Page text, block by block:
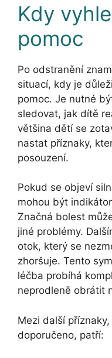
Kdy
pomoc
Po odstranění
situací, kdy je
pomoc. Je nutné
sledovat, jak dítě
většina dětí se
nastat příznaky,
posouzení.
Pokud se objeví
mohou být
Značná bolest
jiné problémy.
otok, který se
zhoršuje. Tento
léčba probíhá
neprodleně obrátit
Mezi další
doporučeno, patří: